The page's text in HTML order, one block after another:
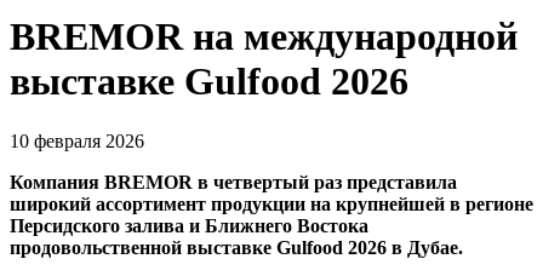
BREMOR на международной
выставке Gulfood 2026
10 февраля 2026
Компания BREMOR в четвертый раз представила
широкий ассортимент продукции на крупнейшей в регионе
Персидского залива и Ближнего Востока
продовольственной выставке Gulfood 2026 в Дубае.